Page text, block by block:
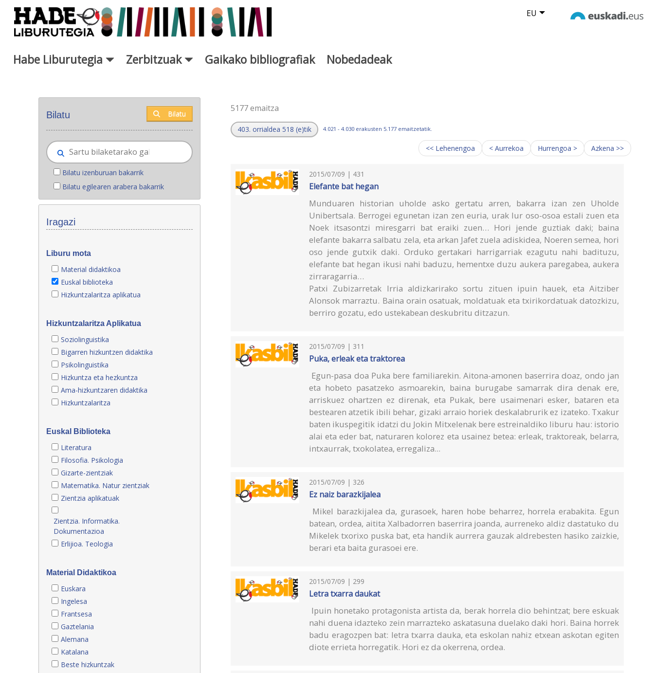
Eduki nagusira joan EU
Habe Liburutegia Zerbitzuak Gaikako bibliografiak Nobedadeak
Bilatu Bilatu
Bilatu izenburuan bakarrik
Bilatu egilearen arabera bakarrik
Iragazi
Liburu mota
Material didaktikoa
Euskal biblioteka
Hizkuntzalaritza aplikatua
Hizkuntzalaritza Aplikatua
Soziolinguistika
Bigarren hizkuntzen didaktika
Psikolinguistika
Hizkuntza eta hezkuntza
Ama-hizkuntzaren didaktika
Hizkuntzalaritza
Euskal Biblioteka
Literatura
Filosofia. Psikologia
Gizarte-zientziak
Matematika. Natur zientziak
Zientzia aplikatuak
Zientzia. Informatika.
Dokumentazioa
Erlijioa. Teologia
Material Didaktikoa
Euskara
Ingelesa
Frantsesa
Gaztelania
Alemana
Katalana
Beste hizkuntzak
5177 emaitza
403. orrialdea 518 (e)tik 4.021 - 4.030 erakusten 5.177 emaitzetatik.
<< Lehenengoa < Aurrekoa Hurrengoa > Azkena >>
2015/07/09 | 431
Elefante bat hegan
Munduaren historian uholde asko gertatu arren, bakarra izan zen Uholde
Unibertsala. Berrogei egunetan izan zen euria, urak lur oso-osoa estali zuen eta
Noek itsasontzi miresgarri bat eraiki zuen… Hori jende guztiak daki; baina
elefante bakarra salbatu zela, eta arkan Jafet zuela adiskidea, Noeren semea, hori
oso jende gutxik daki. Orduko gertakari harrigarriak ezagutu nahi badituzu,
elefante bat hegan ikusi nahi baduzu, hementxe duzu aukera paregabea, aukera
zirraragarria…
Patxi Zubizarretak Irria aldizkarirako sortu zituen ipuin hauek, eta Aitziber
Alonsok marraztu. Baina orain osatuak, moldatuak eta txirikordatuak datozkizu,
berriro gozatu, edo ustekabean deskubritu ditzazun.
2015/07/09 | 311
Puka, erleak eta traktorea
Egun-pasa doa Puka bere familiarekin. Aitona-amonen baserrira doaz, ondo jan
eta hobeto pasatzeko asmoarekin, baina burugabe samarrak dira denak ere,
arriskuez ohartzen ez direnak, eta Pukak, bere usaimenari esker, bataren eta
bestearen atzetik ibili behar, gizaki arraio horiek deskalabrurik ez izateko. Txakur
baten ikuspegitik idatzi du Jokin Mitxelenak bere estreinaldiko liburu hau: istorio
alai eta eder bat, naturaren kolorez eta usainez betea: erleak, traktoreak, belarra,
intxaurrak, txokolatea, erregaliza...
2015/07/09 | 326
Ez naiz barazkijalea
Mikel barazkijalea da, gurasoek, haren hobe beharrez, horrela erabakita. Egun
batean, ordea, aitita Xalbadorren baserrira joanda, aurreneko aldiz dastatuko du
Mikelek txorixo puska bat, eta handik aurrera gauzak aldrebesten hasiko zaizkie,
berari eta baita gurasoei ere.
2015/07/09 | 299
Letra txarra daukat
Ipuin honetako protagonista artista da, berak horrela dio behintzat; bere eskuak
nahi duena idazteko zein marrazteko askatasuna duelako daki hori. Baina horrek
badu eragozpen bat: letra txarra dauka, eta eskolan nahiz etxean askotan egiten
diote errieta horregatik. Hori ez da okerrena, ordea.